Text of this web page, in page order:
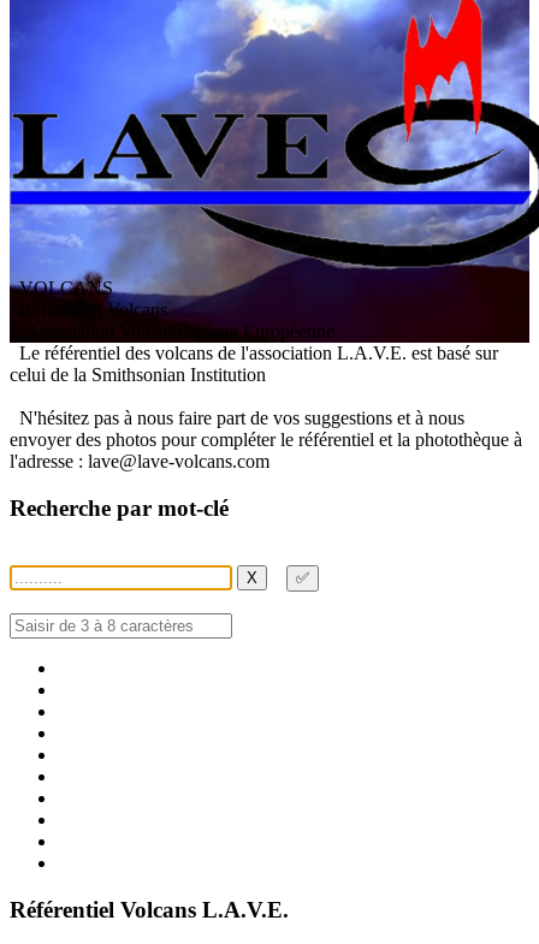
VOLCANS
/ Référentiel Volcans
ssociation V olcanologiqueEuropéenne
Le référentiel des volcans de l'association L.A.V.E. est basé sur
celui de la Smithsonian Institution
N'hésitez pas à nous faire part de vos suggestions et à nous
envoyer des photos pour compléter le référentiel et la photothèque à
l'adresse : lave@lave-volcans.com
Recherche par mot-clé
X ✅
Référentiel Volcans L.A.V.E.